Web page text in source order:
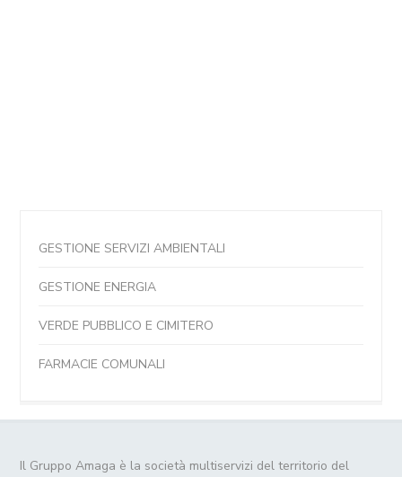
GESTIONE SERVIZI AMBIENTALI
GESTIONE ENERGIA
VERDE PUBBLICO E CIMITERO
FARMACIE COMUNALI
Il Gruppo Amaga è la società multiservizi del territorio del